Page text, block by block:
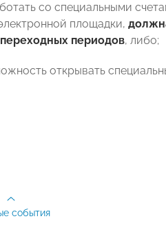
со специальными
площадки,
периодов, либо;
открывать
события